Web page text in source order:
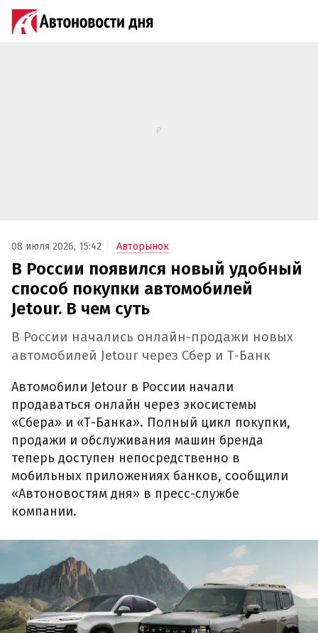
08 июля 2026, 15:42 Авторынок
В России появился новый удобный
способ покупки автомобилей
Jetour. В чем суть
В России начались онлайн-продажи новых
автомобилей Jetour через Сбер и Т-Банк
Автомобили Jetour в России начали
продаваться онлайн через экосистемы
«Сбера» и «Т-Банка». Полный цикл покупки,
продажи и обслуживания машин бренда
теперь доступен непосредственно в
мобильных приложениях банков, сообщили
«Автоновостям дня» в пресс-службе
компании.